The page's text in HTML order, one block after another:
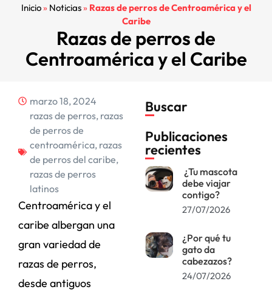
Inicio» Noticias» Razas de perros de Centroamérica y el
Caribe
Razas de perros de
Centroamérica y el Caribe
marzo 18, 2024
razas de perros, razas
de perros de
centroamérica, razas
de perros del caribe,
razas de perros
latinos
Centroamérica y el
caribe albergan una
gran variedad de
razas de perros,
desde antiguos
Buscar
Publicaciones
recientes
¿Tu mascota
debe viajar
contigo?
27/07/2026
¿Por qué tu
gato da
cabezazos?
24/07/2026